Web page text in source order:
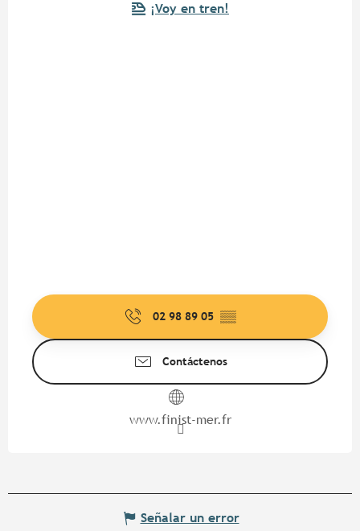
¡Voy en tren!
02 98 89 05 ▒▒
Contáctenos
www.finist-mer.fr
Señalar un error